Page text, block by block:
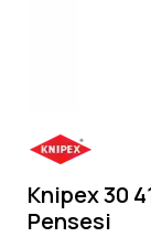
Knipex 30
Pensesi